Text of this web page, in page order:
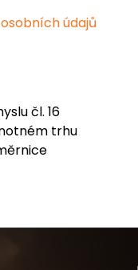
údajů
čl. 16
trhu